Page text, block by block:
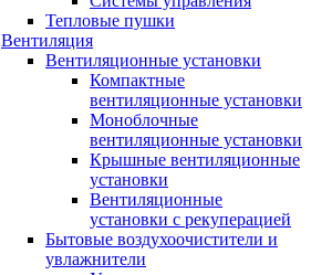
Тепловые пушки
Вентиляция
Вентиляционные установки
Компактные
вентиляционные установки
Моноблочные
вентиляционные установки
Крышные вентиляционные
установки
Вентиляционные
установки с рекуперацией
Бытовые воздухоочистители и
увлажнители